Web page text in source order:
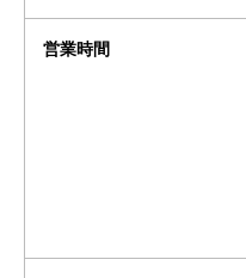
営業時間